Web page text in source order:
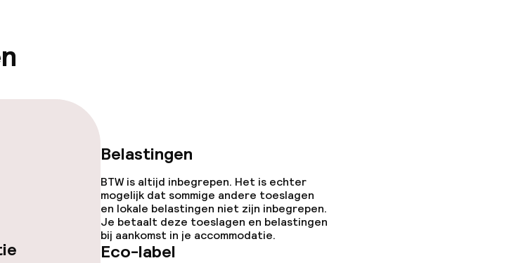
Belastingen
BTW is altijd inbegrepen. Het is echter
mogelijk dat sommige andere toeslagen
en lokale belastingen niet zijn inbegrepen.
Je betaalt deze toeslagen en belastingen
bij aankomst in je accommodatie.
Eco-label